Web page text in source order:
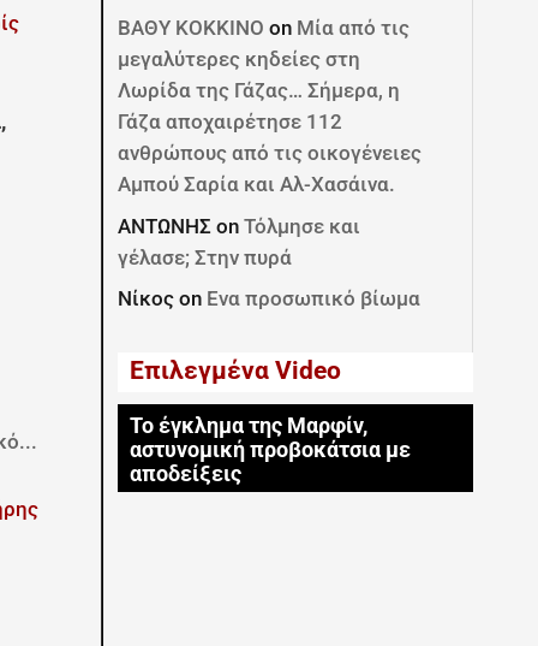
ΒΑΘΥ ΚΟΚΚΙΝΟ on Μία από τις
μεγαλύτερες κηδείες στη
Λωρίδα της Γάζας… Σήμερα, η
Γάζα αποχαιρέτησε 112
ανθρώπους από τις οικογένειες
Αμπού Σαρία και Αλ-Χασάινα.
ΑΝΤΩΝΗΣ onΤόλμησε και
γέλασε; Στην πυρά
Νίκος on Ενα προσωπικό βίωμα
Επιλεγμένα Video
Το έγκλημα της Μαρφίν,
αστυνομική προβοκάτσια με
αποδείξεις